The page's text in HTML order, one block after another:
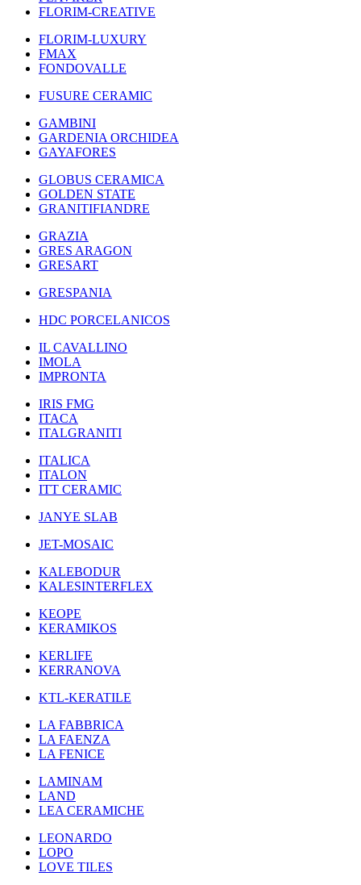
FLORIM-CREATIVE
FLORIM-LUXURY
FMAX
FONDOVALLE
FUSURE CERAMIC
GAMBINI
GARDENIA ORCHIDEA
GAYAFORES
GLOBUS CERAMICA
GOLDEN STATE
GRANITIFIANDRE
GRAZIA
GRES ARAGON
GRESART
GRESPANIA
HDC PORCELANICOS
IL CAVALLINO
IMOLA
IMPRONTA
IRIS FMG
ITACA
ITALGRANITI
ITALICA
ITALON
ITT CERAMIC
JANYE SLAB
JET-MOSAIC
KALEBODUR
KALESINTERFLEX
KEOPE
KERAMIKOS
KERLIFE
KERRANOVA
KTL-KERATILE
LA FABBRICA
LA FAENZA
LA FENICE
LAMINAM
LAND
LEA CERAMICHE
LEONARDO
LOPO
LOVE TILES